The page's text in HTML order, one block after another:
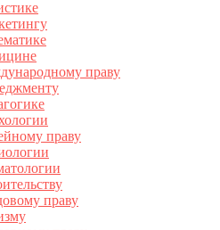
праву
праву
праву